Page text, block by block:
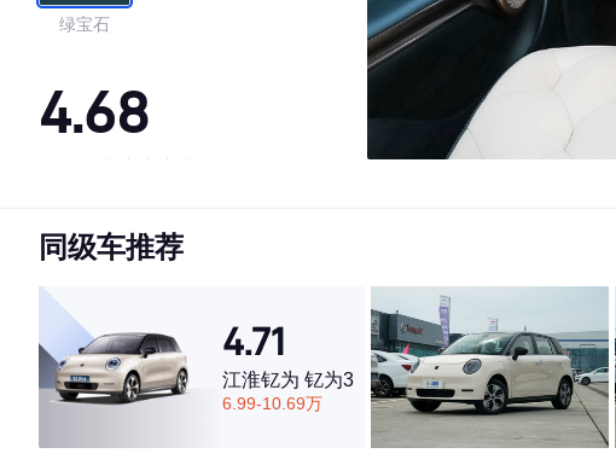
绿宝石
4.68
·内饰表现较为优秀，优于87%同级车
·空间表现较为优秀，优于84%同级车
同级车推荐
4.71
江淮钇为 钇为3
6.99-10.69万